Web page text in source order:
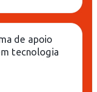
de apoio
tecnologia